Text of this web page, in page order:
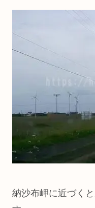
納沙布岬に近づく